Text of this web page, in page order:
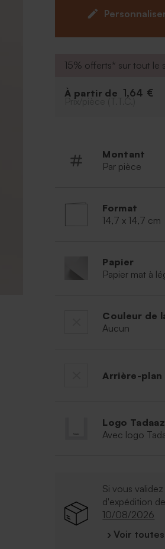
15% offerts* sur tout le
À partir de 1,64 €
Prix/pièce (T.T.C.)
Montant
Par pièce
Format
14,7 x 14,7 cm
Papier
Papier mat à
Couleur de
Aucun
Arrière-plan
Logo Tadaaz
Avec logo
Si vous
d'expédition
10/08/2026
› Voir